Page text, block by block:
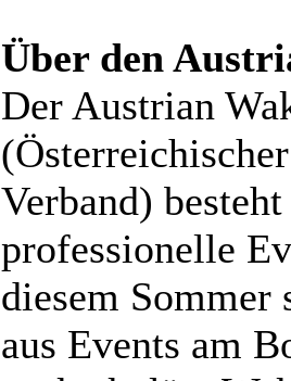
Über den
Der Austrian
Verband)
professionelle
diesem Sommer
aus Events am